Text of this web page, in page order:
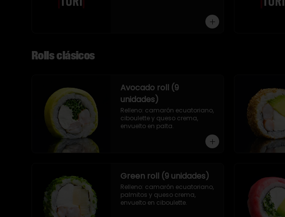
Rolls clásicos
Avocado roll (9
unidades)
Relleno: camarón ecuatoriano,
ciboulette y queso crema,
envuelto en palta.
Green roll (9 unidades)
Relleno: camarón ecuatoriano,
palmitos y queso crema,
envuelto en ciboulette.